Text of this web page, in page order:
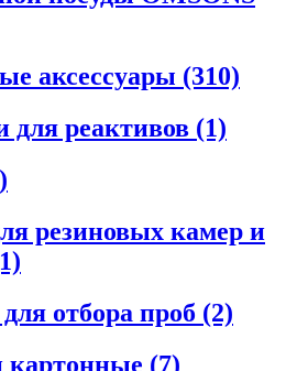
аксессуары (310)
для реактивов (1)
резиновых камер и
отбора проб (2)
картонные (7)